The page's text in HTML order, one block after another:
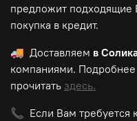
предложит
покупка в кредит.
🚚 Доставляем в
компаниями.
прочитать здесь.
📞 Если Вам требуется